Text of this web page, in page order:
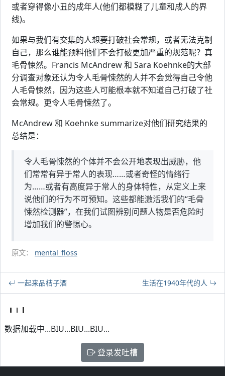
或者穿得像小丑的成年人(他们都模糊了儿童和成人的界
线)。
如果与我们有交集的人想要打破社会常规，或者无法克制
自己，那么谁能预料他们不会打破更加严重的规范呢？真
毛骨悚然。Francis McAndrew 和 Sara Koehnke的大部
分调查对象还认为令人毛骨悚然的人并不会觉得自己令他
人毛骨悚然，因为这些人可能根本就不知道自己打破了社
会常规。更令人毛骨悚然了。
McAndrew 和 Koehnke summarize对他们研究结果的
总结是：
令人毛骨悚然的个体并不会公开地表现出威胁，他
们常常有异于常人的表现……或者奇怪的情绪行
为……或者有高度异于常人的身体特性，从定义上来
说他们的行为不可预知。这些都能激活我们的“毛骨
悚然检测器”，在我们试图辨别问题人物是否危险时
增加我们的警惕心。
原文： mental_floss
一起来品桔子酒 生活在1940年代的人
数据加载中...BIU...BIU...BIU...
登录发吐槽